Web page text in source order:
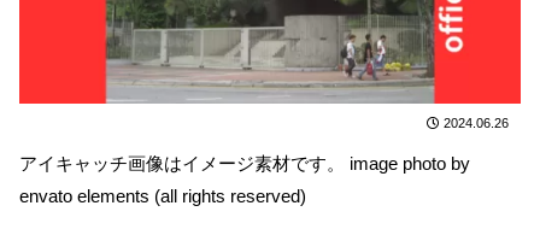
2024.06.26
アイキャッチ画像はイメージ素材です。 image photo by
envato elements (all rights reserved)